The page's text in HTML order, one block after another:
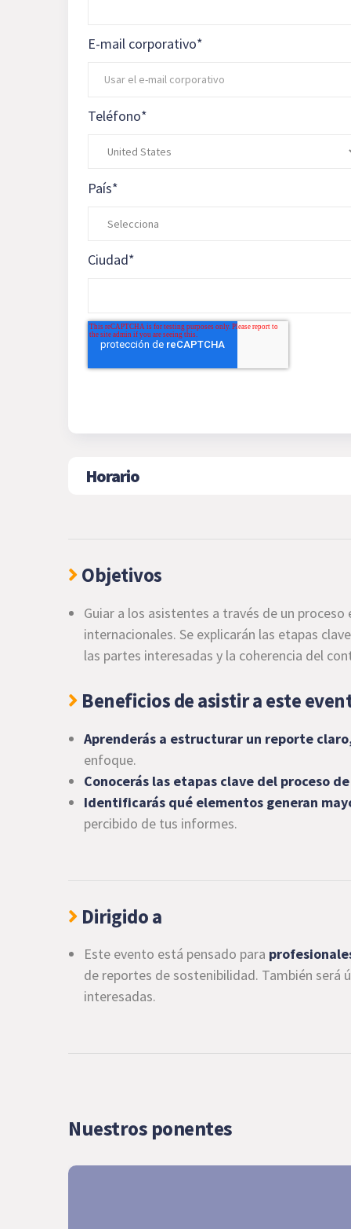
E-mail corporativo*
Teléfono*
País*
Ciudad*
Horario
Objetivos
Guiar a los asistentes a través de un
internacionales. Se explicarán las etapas
las partes interesadas y la coherencia del
Beneficios de asistir a este
Aprenderás a estructurar un reporte
enfoque.
Conocerás las etapas clave del proceso
Identificarás qué elementos generan
percibido de tus informes.
Dirigido a
Este evento está pensado para
de reportes de sostenibilidad. También será
interesadas.
Nuestros ponentes